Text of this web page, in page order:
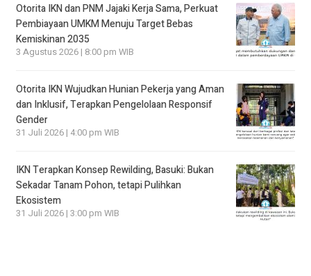
Otorita IKN dan PNM Jajaki Kerja Sama, Perkuat
Pembiayaan UMKM Menuju Target Bebas
Kemiskinan 2035
3 Agustus 2026 | 8:00 pm WIB
Otorita IKN Wujudkan Hunian Pekerja yang Aman
dan Inklusif, Terapkan Pengelolaan Responsif
Gender
31 Juli 2026 | 4:00 pm WIB
IKN Terapkan Konsep Rewilding, Basuki: Bukan
Sekadar Tanam Pohon, tetapi Pulihkan
Ekosistem
31 Juli 2026 | 3:00 pm WIB